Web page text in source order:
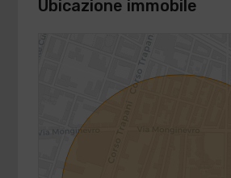
Ubicazione immobile